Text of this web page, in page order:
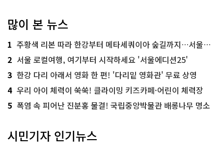
많이 본 뉴스
1 주황색 리본 따라 한강부터 메타세쿼이아 숲길까지…서울둘레길 15코스
2 서울 로컬여행, 여기부터 시작하세요 '서울에디션25'
3 한강 다리 아래서 영화 한 편! '다리밑 영화관' 무료 상영
4 우리 아이 체력이 쑥쑥! 클라이밍 키즈카페·어린이 체력장
5 폭염 속 피어난 진분홍 물결! 국립중앙박물관 배롱나무 명소
시민기자 인기뉴스